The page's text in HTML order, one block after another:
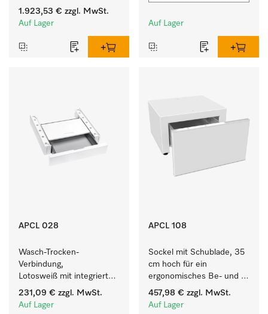
1.923,53 € zzgl. MwSt.
Auf Lager
Auf Lager
APCL 028
Wasch-Trocken-
Verbindung,
Lotosweiß mit integrierter
Schublade für eine
besonders komfortable
231,09 € zzgl. MwSt.
Auf Lager
APCL 108
Sockel mit Schublade, 35
cm hoch für ein
ergonomisches Be- und
Entladen von
Waschmaschine und
457,98 € zzgl. MwSt.
Auf Lager